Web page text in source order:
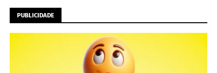
PUBLICIDADE